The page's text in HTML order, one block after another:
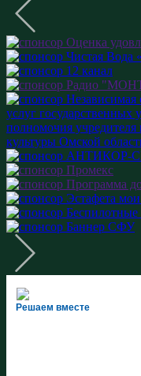
Решаем вместе